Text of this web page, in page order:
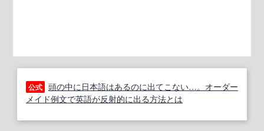
公式 頭の中に日本語はあるのに出てこない…。オーダー
メイド例文で英語が反射的に出る方法とは